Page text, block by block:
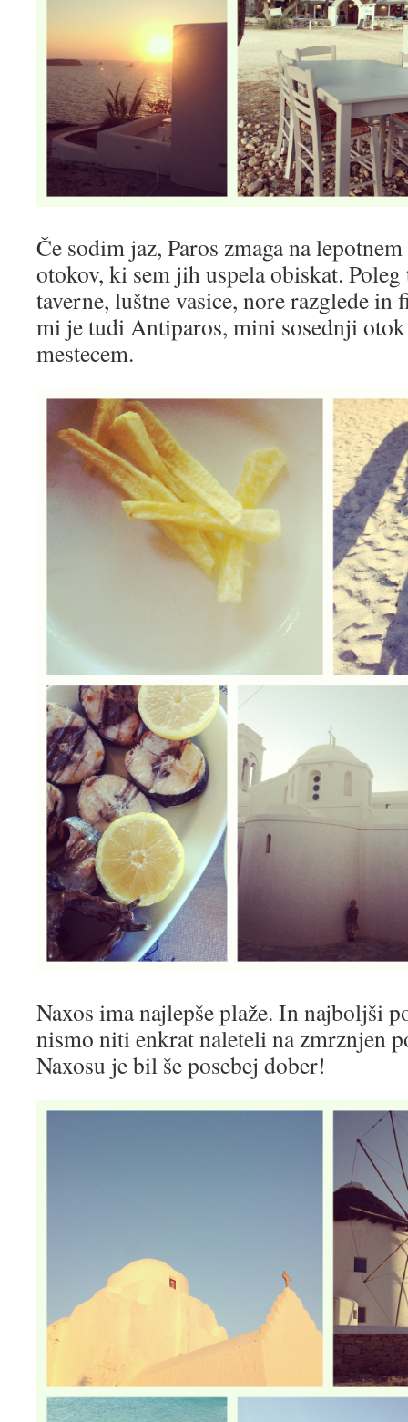
Če sodim jaz, Paros zmaga na
otokov, ki sem jih uspela obiskat.
taverne, luštne vasice, nore razglede
mi je tudi Antiparos, mini sosednji
mestecem.
Naxos ima najlepše plaže. In najboljši
nismo niti enkrat naleteli na zmrznjen
Naxosu je bil še posebej dober!